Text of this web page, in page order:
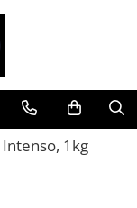
Intenso, 1kg